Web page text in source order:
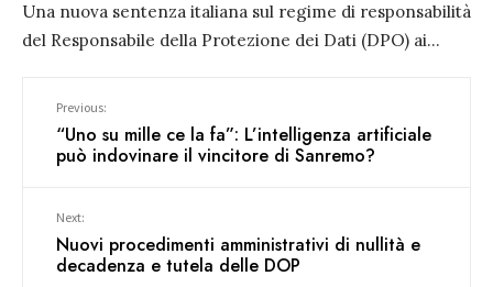
Una nuova sentenza italiana sul regime di responsabilità
del Responsabile della Protezione dei Dati (DPO) ai...
Previous:
“Uno su mille ce la fa”: L’intelligenza artificiale
può indovinare il vincitore di Sanremo?
Next:
Nuovi procedimenti amministrativi di nullità e
decadenza e tutela delle DOP